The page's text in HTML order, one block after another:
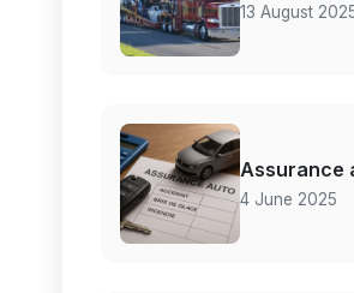
13 August
Assurance
4 June 2025